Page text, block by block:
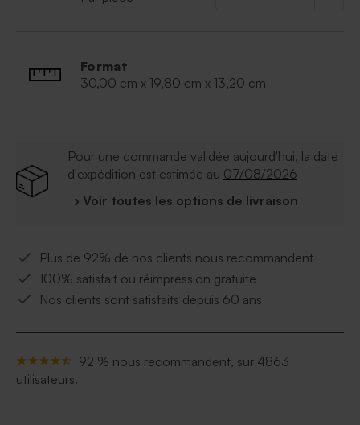
Format
30,00 cm x 19,80 cm x 13,20 cm
Pour une commande validée aujourd'hui, la date
d'expédition est estimée au 07/08/2026
› Voir toutes les options de livraison
Plus de 92% de nos clients nous recommandent
100% satisfait ou réimpression gratuite
Nos clients sont satisfaits depuis 60 ans
92 % nous recommandent, sur 4863
utilisateurs.